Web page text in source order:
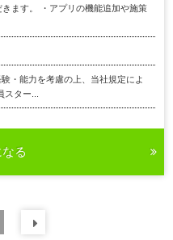
ます。 ・アプリの機能追加や施策
・能力を考慮の上、当社規定によ
ター...
る
件